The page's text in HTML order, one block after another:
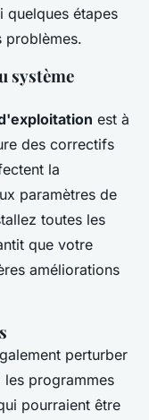
quelques étapes
problèmes.
système
est à
des correctifs
la
paramètres de
toutes les
que votre
améliorations
perturber
programmes
pourraient être